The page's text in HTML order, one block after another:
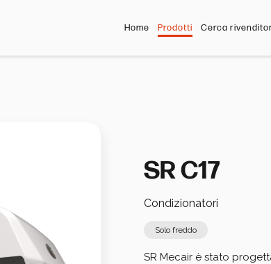
Home Prodotti Cerca
SR C17
Condizionatori
Solo freddo
SR Mecair è stato